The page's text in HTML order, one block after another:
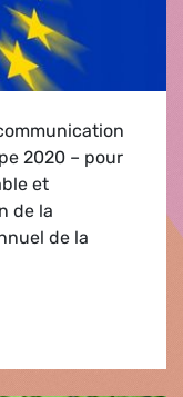
2020 – pour
et
de la
de la